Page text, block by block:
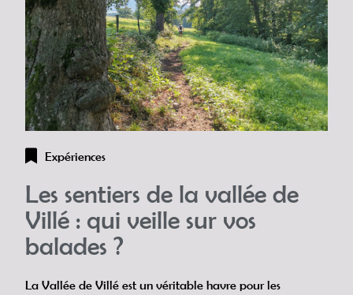
Expériences
Les sentiers de la vallée de
Villé : qui veille sur vos
balades ?
La Vallée de Villé est un véritable havre pour les